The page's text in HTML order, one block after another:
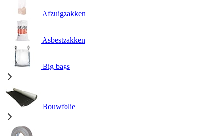
Afzuigzakken
Asbestzakken
Big bags
Bouwfolie